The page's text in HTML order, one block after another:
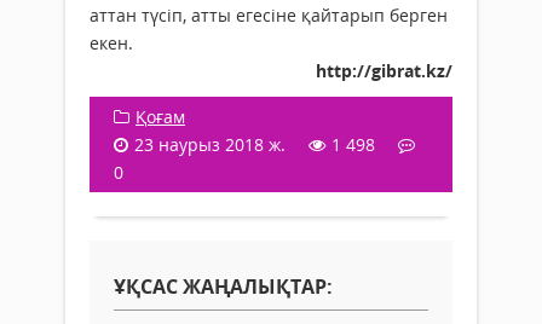
аттан түсіп, атты егесіне қайтарып берген
екен.
http://gibrat.kz/
Қоғам
23 наурыз 2018 ж.
1 498
0
ҰҚСАС ЖАҢАЛЫҚТАР: